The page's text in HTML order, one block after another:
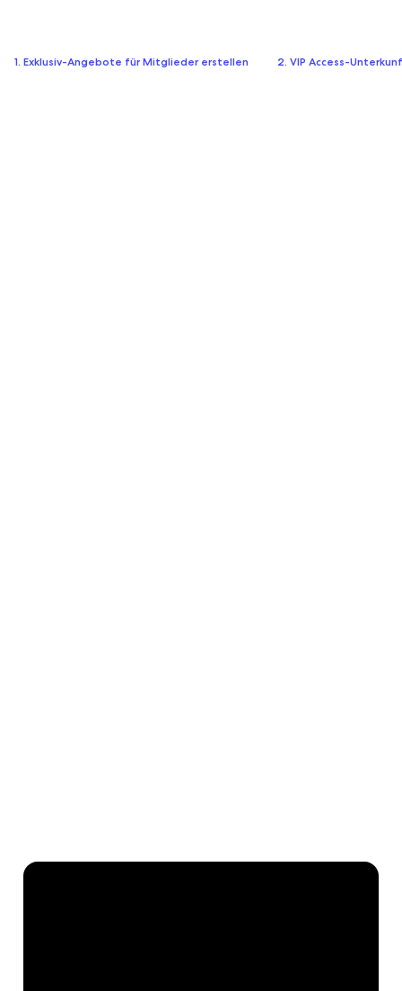
1. Exklusiv-Angebote für Mitglieder erstellen 2. VIP Access-